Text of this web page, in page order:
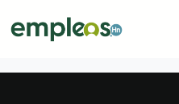
Pasar al contenido